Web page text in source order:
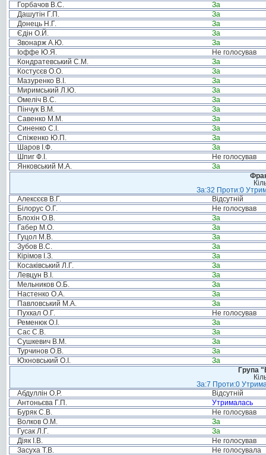
Горбачов В.С.
За
Дашутін Г.П.
За
Донець Н.Г.
За
Єдін О.Й.
За
Звонарж А.Ю.
За
Іоффе Ю.Я.
Не голосував
Кондратевський С.М.
За
Костусєв О.О.
За
Мазуренко В.І.
За
Миримський Л.Ю.
За
Омеліч В.С.
За
Пінчук В.М.
За
Савенко М.М.
За
Синенко С.І.
За
Спіженко Ю.П.
За
Шаров І.Ф.
За
Шпиг Ф.І.
Не голосував
Янковський М.А.
За
За:32 Проти:0
Алексєєв В.Г.
Відсутній
Білорус О.Г.
Не голосував
Блохін О.В.
За
Габер М.О.
За
Гуцол М.В.
За
Зубов В.С.
За
Кірімов І.З.
За
Косаківський Л.Г.
За
Левцун В.І.
За
Мельников О.Б.
За
Настенко О.А.
За
Павловський М.А.
За
Пухкал О.Г.
Не голосував
Ременюк О.І.
За
Сас С.В.
За
Сушкевич В.М.
За
Турчинов О.В.
За
Юхновський О.І.
За
Група
За:7 Проти:0
Абдуллін О.Р.
Відсутній
Антоньєва Г.П.
Утрималась
Буряк С.В.
Не голосував
Волков О.М.
За
Гусак Л.Г.
За
Діяк І.В.
Не голосував
Засуха Т.В.
Не голосувала